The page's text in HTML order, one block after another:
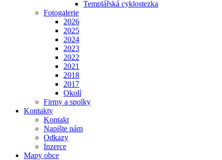
Templářská cyklostezka
Fotogalerie
2026
2025
2024
2023
2022
2021
2018
2017
Okolí
Firmy a spolky
Kontakty
Kontakt
Napište nám
Odkazy
Inzerce
Mapy obce